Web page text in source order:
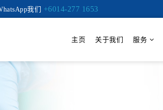
我们 +6014-277 1653
主页 关于我们 服务